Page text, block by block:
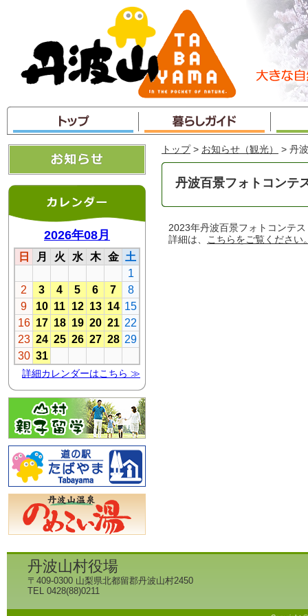
ャ
ン
プ
トップ > お知らせ（観光） > 丹
丹波百景フォトコンテ
2023年丹波百景フォトコンテ
詳細は、 こちらをご覧ください
丹波山村役場
〒409-0300 山梨県北都留郡丹波山村2450
TEL 0428(88)0211